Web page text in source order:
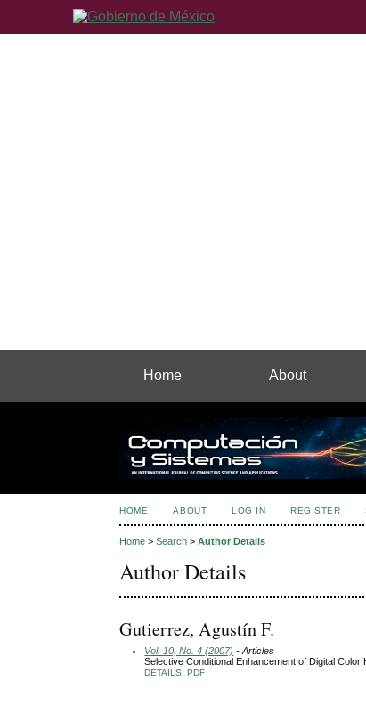
Home About
HOME ABOUT LOG IN REGISTER
Home >Search >Author Details
Author Details
Gutierrez, Agustín F.
Vol. 10, No. 4 (2007) - Articles
Selective Conditional Enhancement of Digital Color
DETAILS PDF